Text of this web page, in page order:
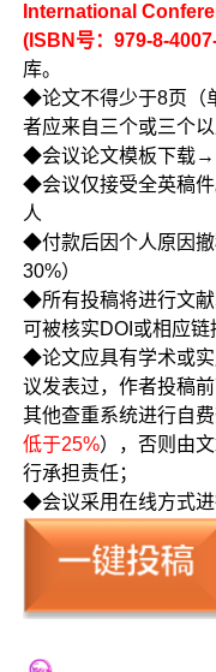
International
(ISBN号：979-8-
库。
◆论文不得少于8页（
者应来自三个或三个以
◆会议论文模板下载→
◆会议仅接受全英稿
人
◆付款后因个人原因
30%）
◆所有投稿将进行文
可被核实DOI或相应链
◆论文应具有学术或
议发表过，作者投稿
其他查重系统进行自
低于25%），否则由
行承担责任；
◆会议采用在线方式